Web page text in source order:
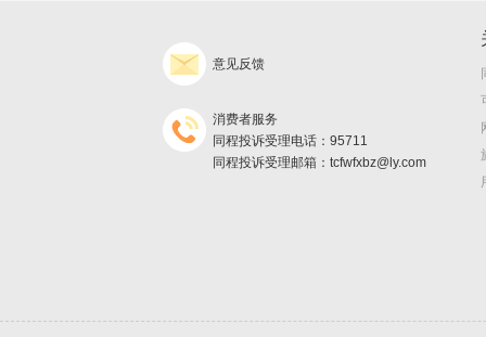
意见反馈
消费者服务
同程投诉受理电话：95711
同程投诉受理邮箱：tcfwfxbz@ly.com